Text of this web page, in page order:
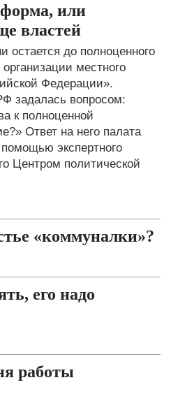
или
властей
остается до полноценного
местного
Федерации».
задалась вопросом:
к полноценной
Ответ на него палата
экспертного
Центром политической
«коммуналки»?
его надо
работы